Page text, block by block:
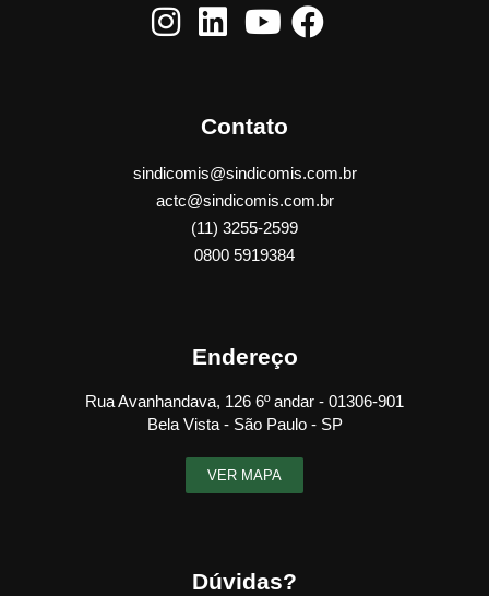
Contato
sindicomis@sindicomis.com.br
actc@sindicomis.com.br
(11) 3255-2599
0800 5919384
Endereço
Rua Avanhandava, 126 6º andar - 01306-901
Bela Vista - São Paulo - SP
VER MAPA
Dúvidas?